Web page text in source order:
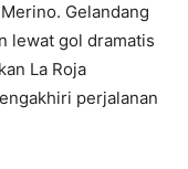
Gelandang
lewat gol dramatis
La Roja
perjalanan